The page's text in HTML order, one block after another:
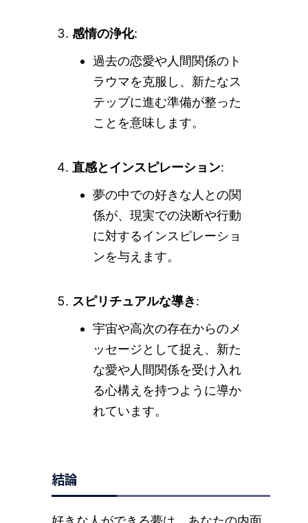
感情の浄化:
過去の恋愛や人間関係のト
ラウマを克服し、新たなス
テップに進む準備が整った
ことを意味します。
直感とインスピレーション:
夢の中での好きな人との関
係が、現実での決断や行動
に対するインスピレーショ
ンを与えます。
スピリチュアルな導き:
宇宙や高次の存在からのメ
ッセージとして捉え、新た
な愛や人間関係を受け入れ
る心構えを持つように導か
れています。
結論